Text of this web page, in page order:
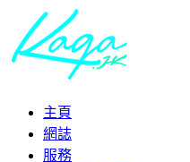
主頁
網誌
服務